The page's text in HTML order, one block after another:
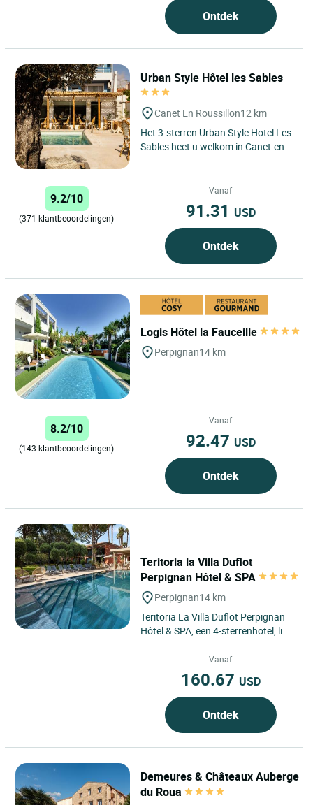
Ontdek
Urban Style Hôtel les Sables
Canet En Roussillon12 km
Het 3-sterren Urban Style Hotel Les
Sables heet u welkom in Canet-en-
9.2/10
(371 klantbeoordelingen)
Vanaf
91.31 USD
Ontdek
Logis Hôtel la Fauceille
Perpignan14 km
8.2/10
(143 klantbeoordelingen)
Vanaf
92.47 USD
Ontdek
Teritoria la Villa Duflot
Perpignan Hôtel & SPA
Perpignan14 km
Teritoria La Villa Duflot Perpignan
Hôtel & SPA, een 4-sterrenhotel, ligt
Pyrénées-Orientales,...
Vanaf
160.67 USD
Ontdek
Demeures & Châteaux Auberge
du Roua